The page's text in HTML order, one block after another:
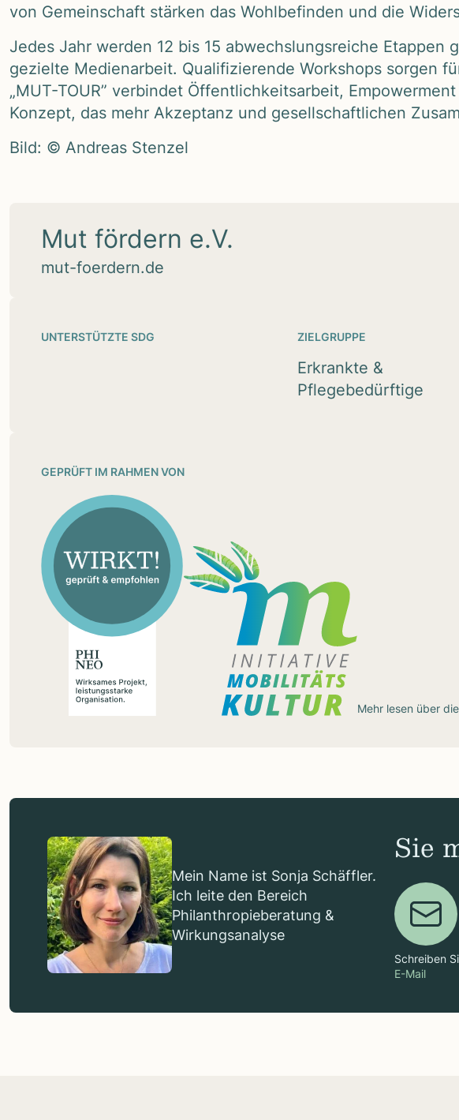
von Gemein­schaft stär­ken das Wohl­be­fin­den und die
Jedes Jahr wer­den 12 bis 15 abwechs­lungs­rei­che
gezielte Medi­en­ar­beit. Qua­li­fi­zie­rende Work­shops sor­gen
„MUT-TOUR” ver­bin­det Öffent­lich­keits­ar­beit,
Kon­zept, das mehr Akzep­tanz und gesell­schaft­li­chen
Bild: © Andreas Sten­zel
Mut fördern e.V.
mut-foerdern.de
UNTERSTÜTZTE SDG ZIELGRUPPE
Erkrankte &
Pflegebedürftige
GEPRÜFT IM RAHMEN VON
Mehr lesen über die
Mein Name ist Sonja Schäffler.
Ich leite den Bereich
Philanthropieberatung &
Wirkungsanalyse
Sie
Schreiben
E-Mail